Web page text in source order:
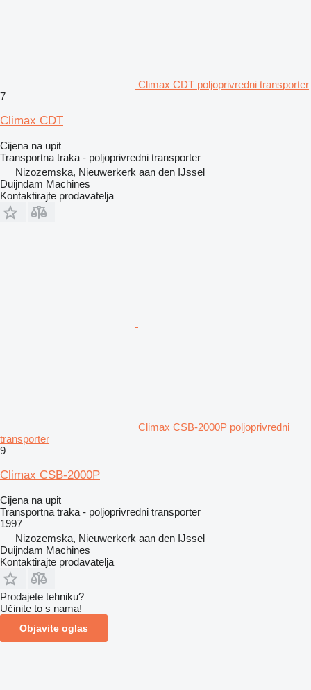
Climax CDT poljoprivredni transporter
7
Climax CDT
Cijena na upit
Transportna traka - poljoprivredni transporter
Nizozemska, Nieuwerkerk aan den IJssel
Duijndam Machines
Kontaktirajte prodavatelja
Climax CSB-2000P poljoprivredni
transporter
9
Climax CSB-2000P
Cijena na upit
Transportna traka - poljoprivredni transporter
1997
Nizozemska, Nieuwerkerk aan den IJssel
Duijndam Machines
Kontaktirajte prodavatelja
Prodajete tehniku?
Učinite to s nama!
Objavite oglas